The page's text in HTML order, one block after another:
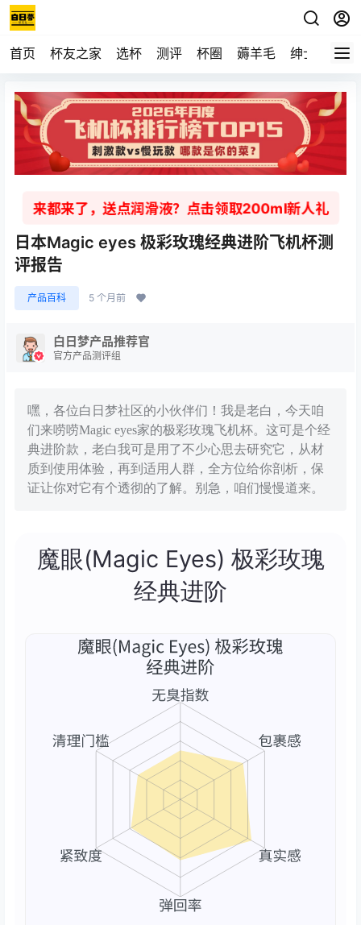
首页 杯友之家 选杯 测评 杯圈 薅羊毛 绅士 视频
来都来了，送点润滑液？点击领取200ml新人礼
日本Magic eyes 极彩玫瑰经典进阶飞机杯测
评报告
产品百科 5 个月前
白日梦产品推荐官
官方产品测评组
嘿，各位白日梦社区的小伙伴们！我是老白，今天咱
们来唠唠Magic eyes家的极彩玫瑰飞机杯。这可是个经
典进阶款，老白我可是用了不少心思去研究它，从材
质到使用体验，再到适用人群，全方位给你剖析，保
证让你对它有个透彻的了解。别急，咱们慢慢道来。
魔眼(Magic Eyes) 极彩玫瑰
经典进阶